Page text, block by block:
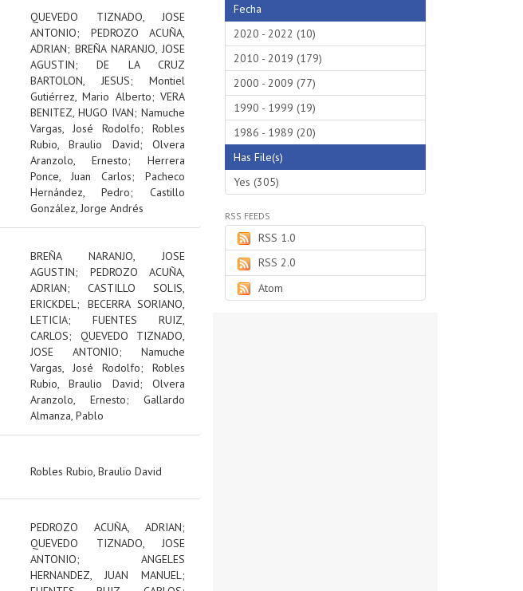
QUEVEDO TIZNADO, JOSE
ANTONIO; PEDROZO ACUÑA,
ADRIAN; BREÑA NARANJO, JOSE
AGUSTIN;DE LA CRUZ
BARTOLON, JESUS; Montiel
Gutiérrez, Mario Alberto;VERA
BENITEZ, HUGO IVAN; Namuche
Vargas, José Rodolfo; Robles
Rubio, Braulio David;Olvera
Aranzolo, Ernesto; Herrera
Ponce, Juan Carlos; Pacheco
Hernández, Pedro; Castillo
González, Jorge Andrés
BREÑA NARANJO, JOSE
AGUSTIN; PEDROZO ACUÑA,
ADRIAN; CASTILLO SOLIS,
ERICKDEL; BECERRA SORIANO,
LETICIA; FUENTES RUIZ,
CARLOS; QUEVEDO TIZNADO,
JOSE ANTONIO; Namuche
Vargas, José Rodolfo; Robles
Rubio, Braulio David;Olvera
Aranzolo, Ernesto; Gallardo
Almanza, Pablo
Robles Rubio, Braulio David
PEDROZO ACUÑA, ADRIAN;
QUEVEDO TIZNADO, JOSE
ANTONIO; ANGELES
HERNANDEZ, JUAN MANUEL;
Fecha
2020 - 2022 (10)
2010 - 2019 (179)
2000 - 2009 (77)
1990 - 1999 (19)
1986 - 1989 (20)
Has File(s)
Yes (305)
RSS FEEDS
RSS 1.0
RSS 2.0
Atom